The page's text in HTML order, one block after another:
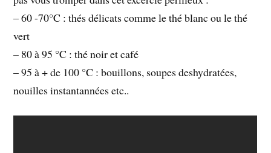
– 60 -70°C : thés délicats comme le thé blanc ou le thé
vert
– 80 à 95 °C : thé noir et café
– 95 à + de 100 °C : bouillons, soupes deshydratées,
nouilles instantannées etc..